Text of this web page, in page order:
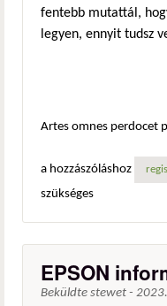
fentebb mutattál,
legyen, ennyit tudsz
Artes omnes perdocet
a hozzászóláshoz
szükséges
EPSON
Beküldte stewet -